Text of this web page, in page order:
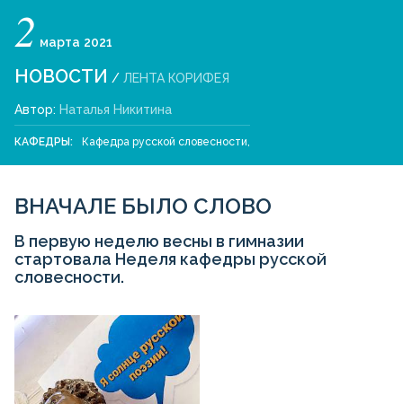
2 марта 2021
НОВОСТИ / ЛЕНТА КОРИФЕЯ
Автор: Наталья Никитина
КАФЕДРЫ: Кафедра русской словесности,
ВНАЧАЛЕ БЫЛО СЛОВО
В первую неделю весны в гимназии
стартовала Неделя кафедры русской
словесности.